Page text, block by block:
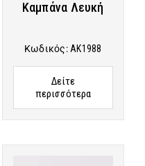
Καμπάνα Λευκή
Κωδικός: AK1988
Δείτε
περισσότερα